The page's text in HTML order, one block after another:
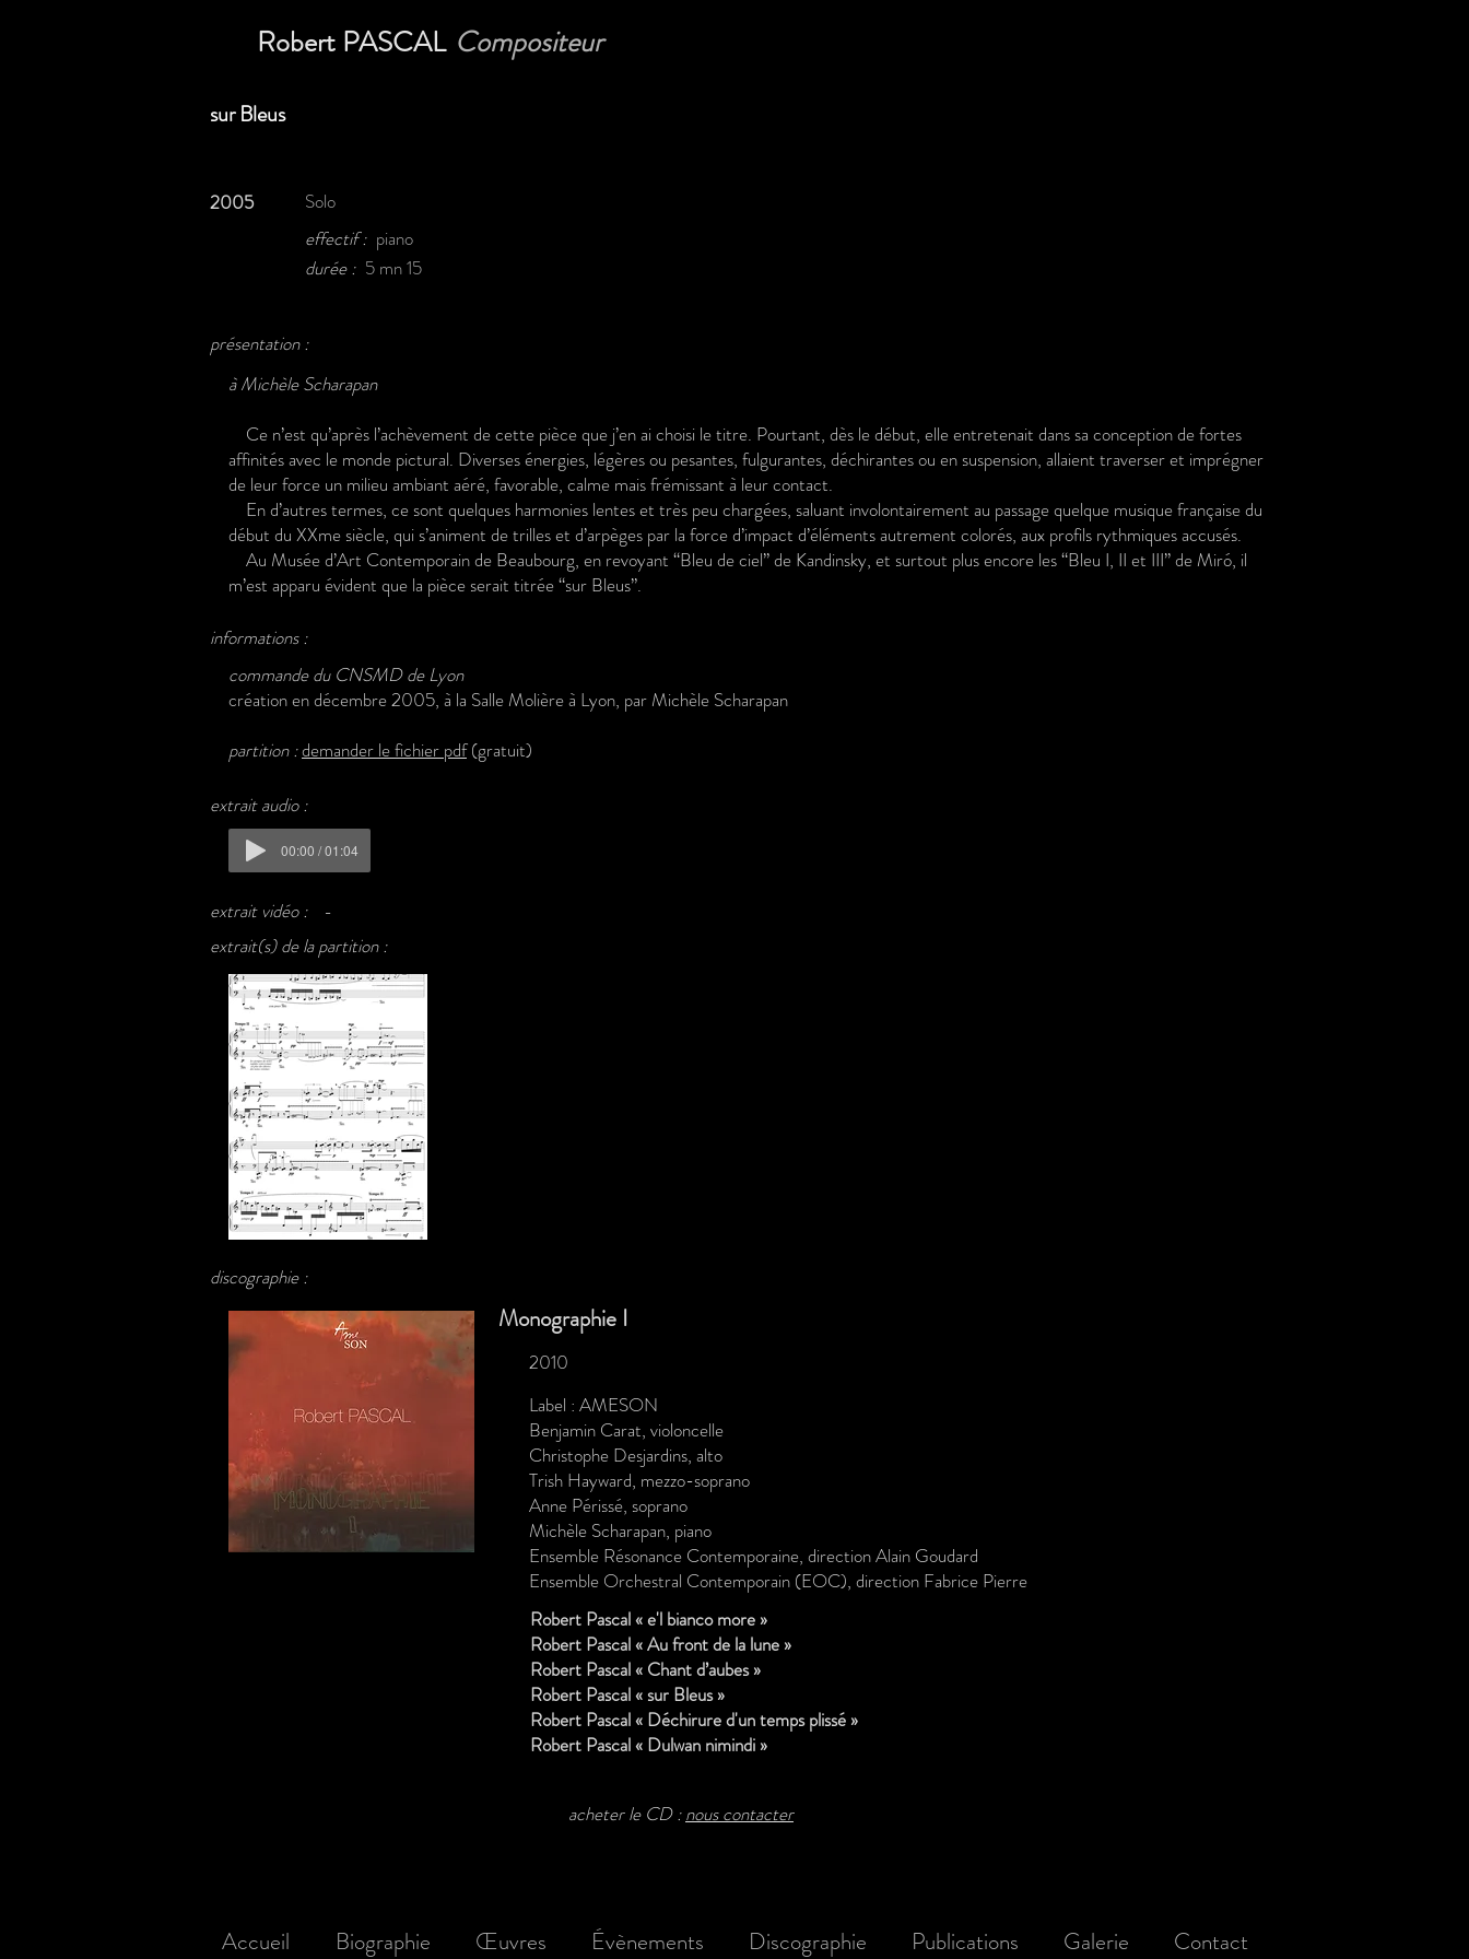
Robert PASCAL Compositeur
sur Bleus
2005
Solo
effectif : piano
durée : 5 mn 15
présentation :
à Michèle Scharapan
Ce n’est qu’après l’achèvement de cette pièce que j’en ai choisi le titre. Pourtant, dès le début, elle entretenait dans sa conception de fortes
affinités avec le monde pictural. Diverses énergies, légères ou pesantes, fulgurantes, déchirantes ou en suspension, allaient traverser et imprégner
de leur force un milieu ambiant aéré, favorable, calme mais frémissant à leur contact.
En d’autres termes, ce sont quelques harmonies lentes et très peu chargées, saluant involontairement au passage quelque musique française du
début du XXme siècle, qui s’animent de trilles et d’arpèges par la force d’impact d’éléments autrement colorés, aux profils rythmiques accusés.
Au Musée d’Art Contemporain de Beaubourg, en revoyant “Bleu de ciel” de Kandinsky, et surtout plus encore les “Bleu I, II et III” de Miró, il
m’est apparu évident que la pièce serait titrée “sur Bleus”.
informations :
commande du CNSMD de Lyon
création en décembre 2005, à la Salle Molière à Lyon, par Michèle Scharapan
partition :demander lefichier pdf(gratuit)
extrait audio :
00:00 / 01:04
extrait vidéo :
-
extrait(s) de la partition :
discographie :
Monographie I
2010
Label : AMESON
Benjamin Carat, violoncelle
Christophe Desjardins, alto
Trish Hayward, mezzo-soprano
Anne Périssé, soprano
Michèle Scharapan, piano
Ensemble Résonance Contemporaine, direction Alain Goudard
Ensemble Orchestral Contemporain (EOC), direction Fabrice Pierre
Robert Pascal « e'l bianco more »
Robert Pascal « Au front de la lune »
Robert Pascal « Chant d’aubes »
Robert Pascal « sur Bleus »
Robert Pascal « Déchirure d'un temps plissé »
Robert Pascal « Dulwan nimindi »
acheter le CD :nous contacter
Accueil Biographie Œuvres Évènements Discographie Publications Galerie Contact